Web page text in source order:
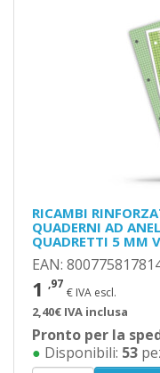
RICAMBI
QUADERNI AD
QUADRETTI 5 MM
EAN:
1 ,97
€ IVA escl.
2,40€ IVA inclusa
Pronto per la
● Disponibili: 53